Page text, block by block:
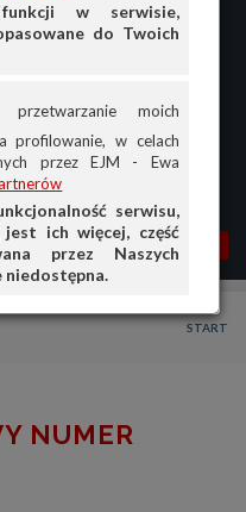
w serwisie,
do Twoich
moich
profilowanie, w celach
przez EJM - Ewa
serwisu,
ich więcej, część
przez Naszych
niedostępna.
MOJA AG
START
NUMER